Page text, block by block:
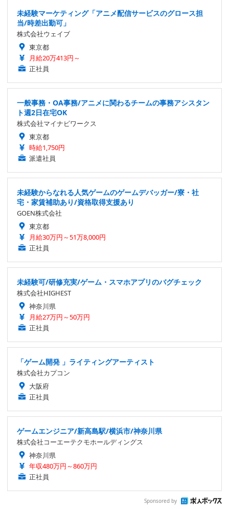
未経験マーケティング「アニメ配信サービスのグロース担
当/時差出勤可」
株式会社ウェイブ
東京都
月給20万413円～
正社員
一般事務・OA事務/アニメに関わるチームの事務アシスタン
ト週2日在宅OK
株式会社マイナビワークス
東京都
時給1,750円
派遣社員
未経験からなれる人気ゲームのゲームデバッガー/寮・社
宅・家賃補助あり/資格取得支援あり
GOEN株式会社
東京都
月給30万円～51万8,000円
正社員
未経験可/研修充実/ゲーム・スマホアプリのバグチェック
株式会社HIGHEST
神奈川県
月給27万円～50万円
正社員
「ゲーム開発 」ライティングアーティスト
株式会社カプコン
大阪府
正社員
ゲームエンジニア/新高島駅/横浜市/神奈川県
株式会社コーエーテクモホールディングス
神奈川県
年収480万円～860万円
正社員
Sponsored by